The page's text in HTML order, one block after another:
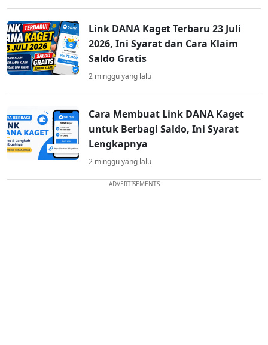
Link DANA Kaget Terbaru 23 Juli
2026, Ini Syarat dan Cara Klaim
Saldo Gratis
2 minggu yang lalu
Cara Membuat Link DANA Kaget
untuk Berbagi Saldo, Ini Syarat
Lengkapnya
2 minggu yang lalu
ADVERTISEMENTS